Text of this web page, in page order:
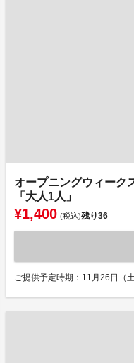
オープニングウィーク
「大人1人」
¥1,400 (税込)残り36
ご提供予定時期：11月26日（土